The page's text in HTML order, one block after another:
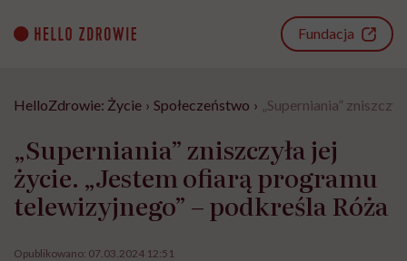
content
Fundacja
HelloZdrowie: Życie › Społeczeństwo › „Superniania”
„Superniania” zniszczyła jej
życie. „Jestem ofiarą programu
telewizyjnego” – podkreśla Róża
Opublikowano: 07.03.2024 12:51